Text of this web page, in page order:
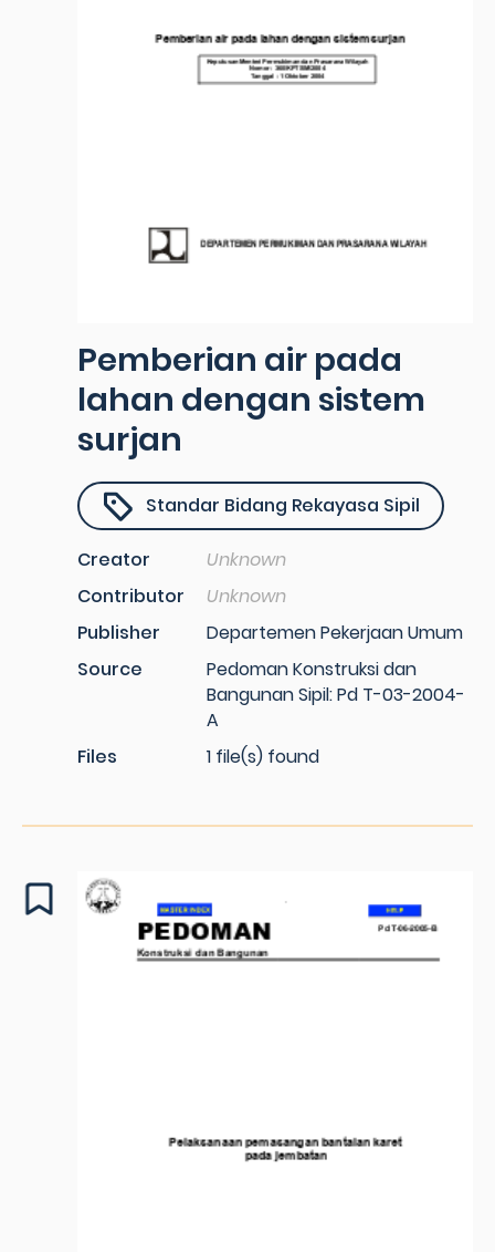
Pemberian air pada
lahan dengan sistem
surjan
Standar Bidang Rekayasa Sipil
Creator
Unknown
Contributor
Unknown
Publisher
Departemen Pekerjaan Umum
Source
Pedoman Konstruksi dan
Bangunan Sipil: Pd T-03-2004-
A
Files
1 file(s) found